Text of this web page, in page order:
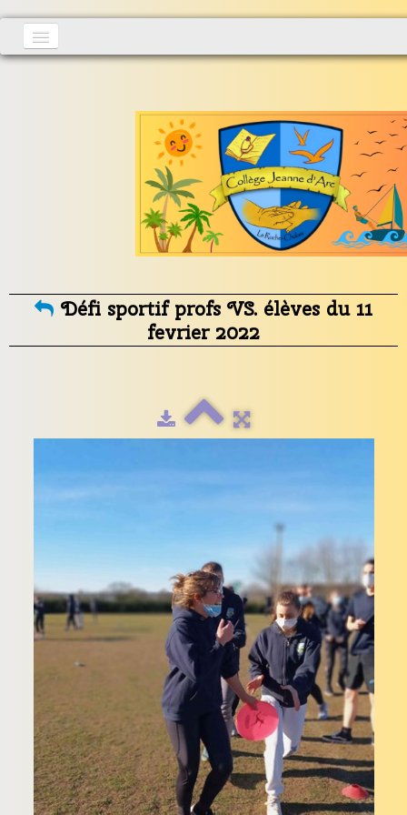
Actualités▼
S'inscrire
Vie au collège▼
Informations générales
Défi sportif profs VS. élèves du 11
fevrier 2022